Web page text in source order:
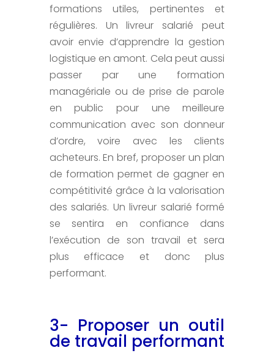
formations utiles, pertinentes et
régulières. Un livreur salarié peut
avoir envie d’apprendre la gestion
logistique en amont. Cela peut aussi
passer par une formation
managériale ou de prise de parole
en public pour une meilleure
communication avec son donneur
d’ordre, voire avec les clients
acheteurs. En bref, proposer un plan
de formation permet de gagner en
compétitivité grâce à la valorisation
des salariés. Un livreur salarié formé
se sentira en confiance dans
l’exécution de son travail et sera
plus efficace et donc plus
performant.
3- Proposer un outil
de travail performant